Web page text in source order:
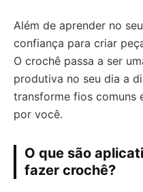
Além de aprender no
confiança para criar
O crochê passa a ser
produtiva no seu dia a
transforme fios comuns
por você.
O que são
fazer crochê?